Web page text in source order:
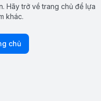
Hãy trở về trang chủ để lựa
khác.
chủ